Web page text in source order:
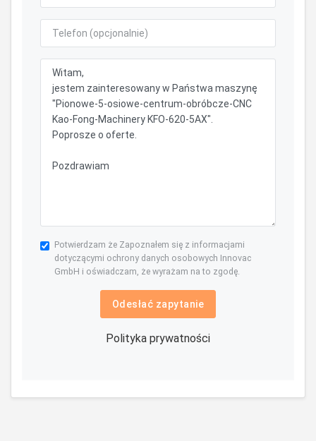
Potwierdzam że Zapoznałem się z informacjami
dotyczącymi ochrony danych osobowych Innovac
GmbH i oświadczam, że wyrażam na to zgodę.
Odesłać zapytanie
Polityka prywatności